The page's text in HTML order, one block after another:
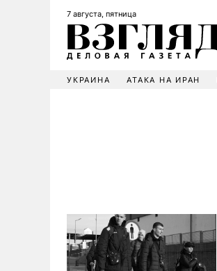
7 августа, пятница
УКРАИНА АТАКА НА ИРАН